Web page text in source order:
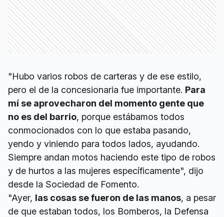
"Hubo varios robos de carteras y de ese estilo,
pero el de la concesionaria fue importante. Para
mí se aprovecharon del momento gente que
no es del barrio, porque estábamos todos
conmocionados con lo que estaba pasando,
yendo y viniendo para todos lados, ayudando.
Siempre andan motos haciendo este tipo de robos
y de hurtos a las mujeres específicamente", dijo
desde la Sociedad de Fomento.
"Ayer, las cosas se fueron de las manos, a pesar
de que estaban todos, los Bomberos, la Defensa